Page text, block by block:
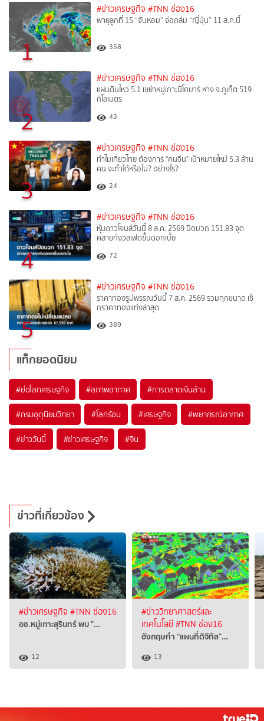
1
#ข่าวเศรษฐกิจ #TNN ช่อง16
พายุลูกที่ 15 “จันหอม” จ่อถล่ม “ญี่ปุ่น” 11 ส.ค.นี้
358
2
#ข่าวเศรษฐกิจ #TNN ช่อง16
แผ่นดินไหว 5.1 เขย่าหมู่เกาะนิโคบาร์ ห่าง จ.ภูเก็ต 519
กิโลเมตร
43
3
#ข่าวเศรษฐกิจ #TNN ช่อง16
ทำไมเที่ยวไทย ต้องการ "คนจีน" เป้าหมายใหม่ 5.3 ล้าน
คน จะทำได้หรือไม่? อย่างไร?
24
4
#ข่าวเศรษฐกิจ #TNN ช่อง16
หุ้นดาวโจนส์วันนี้ 8 ส.ค. 2569 ปิดบวก 151.83 จุด
คลายกังวลเฟดขึ้นดอกเบี้ย
72
5
#ข่าวเศรษฐกิจ #TNN ช่อง16
ราคาทองรูปพรรณวันนี้ 7 ส.ค. 2569 รวมทุกขนาด เช็
กราคาทองแท่งล่าสุด
389
แท็กยอดนิยม
#ย่อโลกเศรษฐกิจ #สภาพอากาศ #การตลาดเงินล้าน
#กรมอุตุนิยมวิทยา #โลกร้อน #เศรษฐกิจ #พยากรณ์อากาศ
#ข่าววันนี้ #ข่าวเศรษฐกิจ #จีน
ข่าวที่เกี่ยวข้อง
#ข่าวเศรษฐกิจ #TNN ช่อง16
อช.หมู่เกาะสุรินทร์ พบ "…
12
#ข่าววิทยาศาสตร์และ
เทคโนโลยี#TNN ช่อง16
อังกฤษทำ “แผนที่ดิจิทัล”…
13